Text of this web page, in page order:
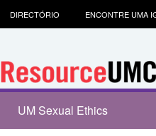
DIRECTÓRIO ENCONTRE UMA
UM Sexual Ethics